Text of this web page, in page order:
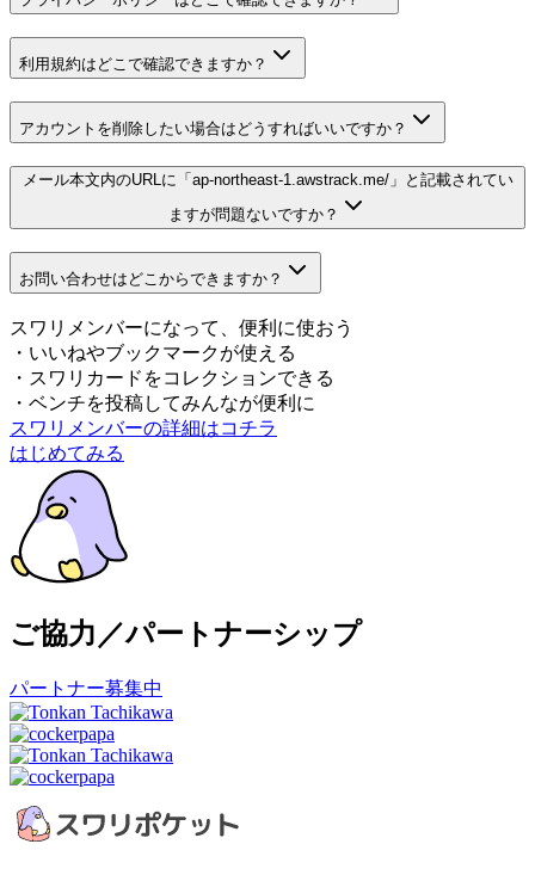
利用規約はどこで確認できますか？
アカウントを削除したい場合はどうすればいいですか？
メール本文内のURLに「ap-northeast-1.awstrack.me/」と記載されてい
ますが問題ないですか？
お問い合わせはどこからできますか？
スワリメンバーになって、便利に使おう
・ いいねやブックマークが使える
・ スワリカードをコレクションできる
・ ベンチを投稿してみんなが便利に
スワリメンバーの詳細はコチラ
はじめてみる
ご協力／パートナーシップ
パートナー募集中